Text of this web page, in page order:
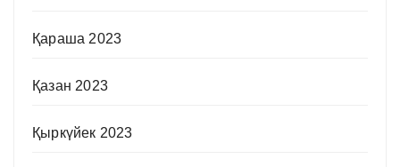
Қараша 2023
Қазан 2023
Қыркүйек 2023